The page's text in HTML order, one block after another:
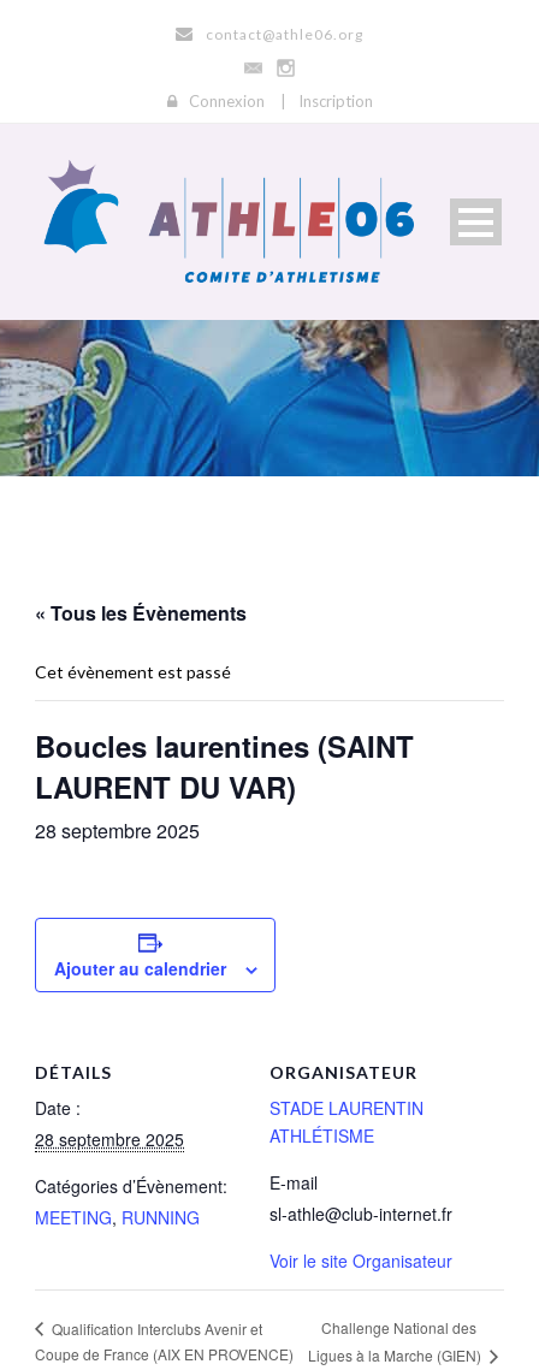
contact@athle06.org
Connexion Inscription
« Tous les Évènements
Cet évènement est passé
Boucles laurentines (SAINT
LAURENT DU VAR)
28 septembre 2025
Ajouter au calendrier
DÉTAILS
Date :
28 septembre 2025
Catégories d’Évènement:
MEETING, RUNNING
ORGANISATEUR
STADE LAURENTIN
ATHLÉTISME
E-mail
sl-athle@club-internet.fr
Voir le site Organisateur
Qualification Interclubs Avenir et
Coupe de France (AIX EN PROVENCE)
Challenge National des
Ligues à la Marche (GIEN)